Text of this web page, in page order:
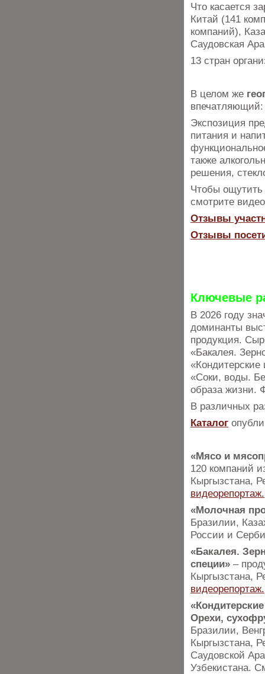
Что касается
Китай (141
компаний),
Саудовская
13 стран
В целом же
Экспозиция
питания и
также
решения,
Чтобы
смотрите
Отзывы
Отзывы
Ключевые
В 2026 году
доминанты
продукция.
«Бакалея.
«Соки, воды.
образа жизни.
В различных
Каталог
«Мясо и
120 компаний
Кыргызстана,
видеорепортаж.
«Молочная
Бразилии,
России и
«Бакалея.
специи» –
Кыргызстана,
видеорепортаж.
Орехи,
Бразилии,
Кыргызстана,
Саудовской
Узбекистана.